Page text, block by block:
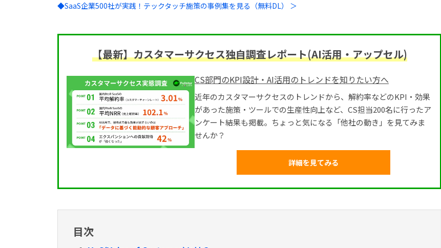
◆SaaS企業500社が実践！テックタッチ施策の事例集を見る（無料DL） ＞
【最新】カスタマーサクセス独自調査レポート(AI活用・アップセル)
CS部門のKPI設計・AI活用のトレンドを知りたい方へ
近年のカスタマーサクセスのトレンドから、解約率などのKPI・効果
があった施策・ツールでの生産性向上など、CS担当200名に行ったア
ンケート結果も掲載。ちょっと気になる「他社の動き」を見てみま
せんか？
詳細を見てみる
目次